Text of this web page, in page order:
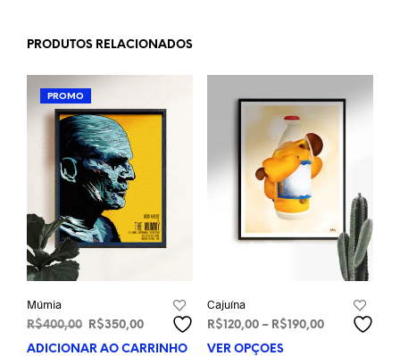
PRODUTOS RELACIONADOS
PROMO
Múmia
R$400,00
O
preço
R$350,00O
preço
ADICIONAR AO CARRINHO
Cajuína
R$ 120,00 – R$ 190,00Faixa
VER OPÇÕES